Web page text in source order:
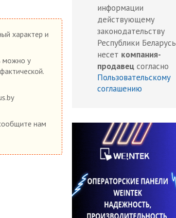
информации
действующему
законодательству
Республики Беларусь
несет компания-
продавец согласно
Пользовательскому
соглашению
характер и
можно у
нам